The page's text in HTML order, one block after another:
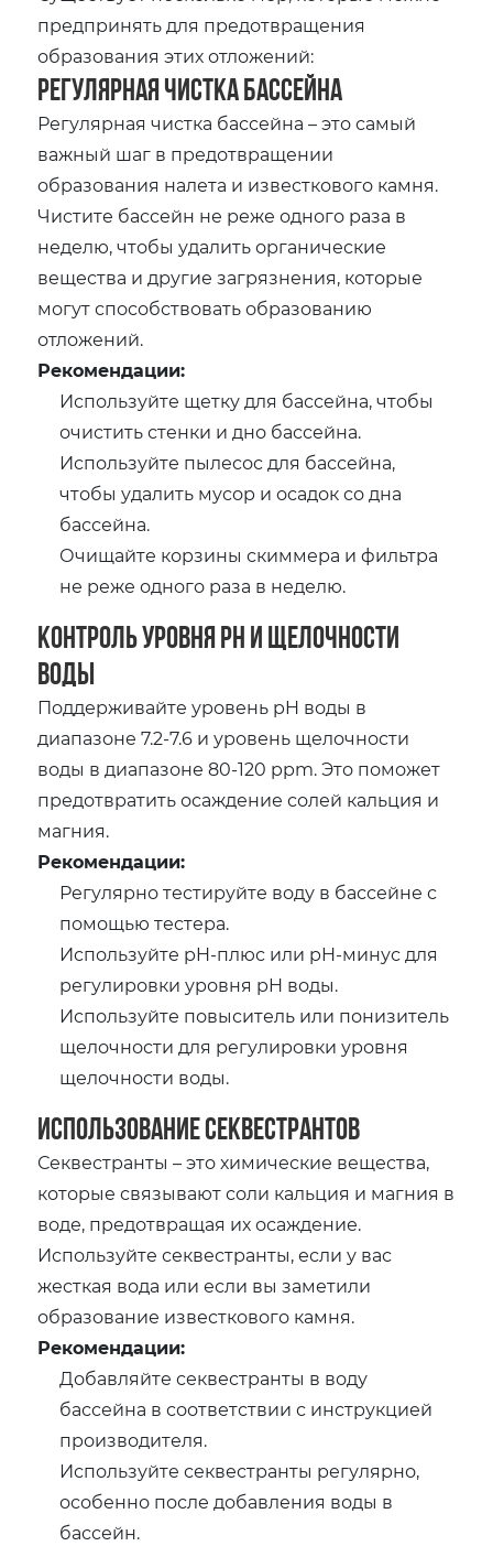
предпринять для предотвращения
образования этих отложений:
Регулярная чистка бассейна
Регулярная чистка бассейна – это самый
важный шаг в предотвращении
образования налета и известкового камня.
Чистите бассейн не реже одного раза в
неделю, чтобы удалить органические
вещества и другие загрязнения, которые
могут способствовать образованию
отложений.
Рекомендации:
Используйте щетку для бассейна, чтобы
очистить стенки и дно бассейна.
Используйте пылесос для бассейна,
чтобы удалить мусор и осадок со дна
бассейна.
Очищайте корзины скиммера и фильтра
не реже одного раза в неделю.
Контроль уровня pH и щелочности
воды
Поддерживайте уровень pH воды в
диапазоне 7.2-7.6 и уровень щелочности
воды в диапазоне 80-120 ppm. Это поможет
предотвратить осаждение солей кальция и
магния.
Рекомендации:
Регулярно тестируйте воду в бассейне с
помощью тестера.
Используйте pH-плюс или pH-минус для
регулировки уровня pH воды.
Используйте повыситель или понизитель
щелочности для регулировки уровня
щелочности воды.
Использование секвестрантов
Секвестранты – это химические вещества,
которые связывают соли кальция и магния в
воде, предотвращая их осаждение.
Используйте секвестранты, если у вас
жесткая вода или если вы заметили
образование известкового камня.
Рекомендации:
Добавляйте секвестранты в воду
бассейна в соответствии с инструкцией
производителя.
Используйте секвестранты регулярно,
особенно после добавления воды в
бассейн.